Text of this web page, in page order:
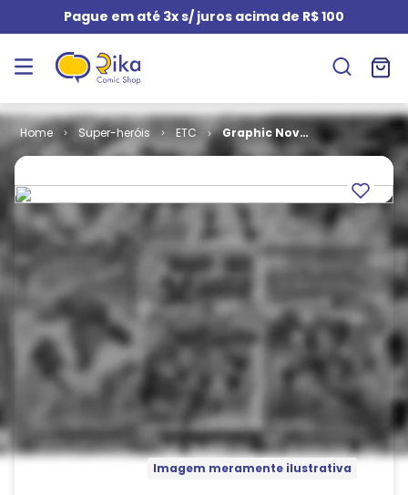
Pague em até 3x s/ juros acima de R$ 100
Super-heróis ETC
Graphic Novel
Corvo
Imagem meramente ilustrativa